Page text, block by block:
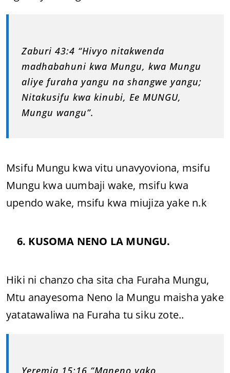
Zaburi 43:4 “Hivyo nitakwenda
madhabahuni kwa Mungu, kwa Mungu
aliye furaha yangu na shangwe yangu;
Nitakusifu kwa kinubi, Ee MUNGU,
Mungu wangu”.
Msifu Mungu kwa vitu unavyoviona, msifu
Mungu kwa uumbaji wake, msifu kwa
upendo wake, msifu kwa miujiza yake n.k
6. KUSOMA NENO LA MUNGU.
Hiki ni chanzo cha sita cha Furaha Mungu,
Mtu anayesoma Neno la Mungu maisha yake
yatatawaliwa na Furaha tu siku zote..
Yeremia 15:16 “Maneno yako